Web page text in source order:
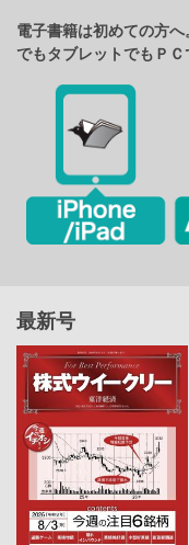
電子書籍は初めての方
でもタブレットでもＰＣ
最新号